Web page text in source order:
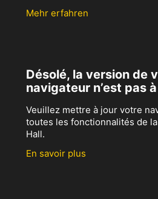
Mehr erfahren
Désolé, la version de
navigateur n’est pas
Veuillez mettre à jour votre
toutes les fonctionnalités de
Hall.
En savoir plus